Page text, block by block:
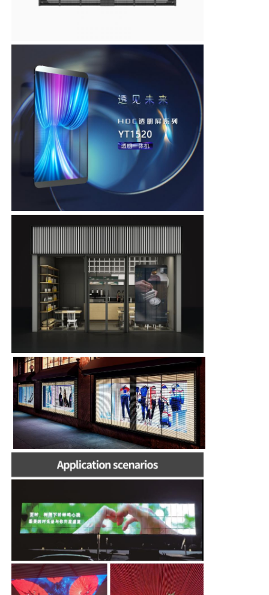
Przezroczysty ekran filmu LED
Przezroczysty wyświetlacz LED
Latający dron z ekranem LED
holograficzny ekran LED
Przezroczysty ekran wyświetlacza